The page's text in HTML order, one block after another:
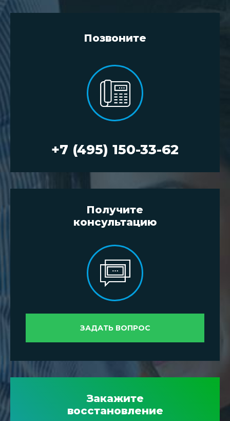
Позвоните
+7 (495) 150-33-62
Получите
консультацию
ЗАДАТЬ ВОПРОС
Закажите
восстановление